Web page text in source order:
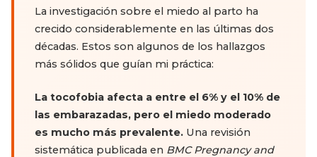
La investigación sobre el miedo al parto ha
crecido considerablemente en las últimas dos
décadas. Estos son algunos de los hallazgos
más sólidos que guían mi práctica:
La tocofobia afecta a entre el 6% y el 10% de
las embarazadas, pero el miedo moderado
es mucho más prevalente.Una revisión
sistemática publicada en BMC Pregnancy and